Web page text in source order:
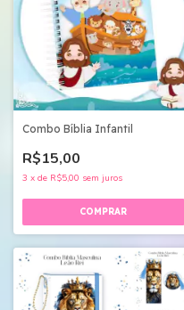
Combo Bíblia Infantil
R$15,00
3 x de R$5,00 sem juros